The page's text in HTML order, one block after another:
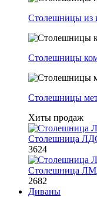
Столешницы из
Столешницы
Столешницы
Хиты продаж
Столешница
3624
Столешница
2682
Диваны